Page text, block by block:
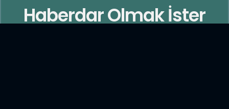
Haberdar Olmak İster